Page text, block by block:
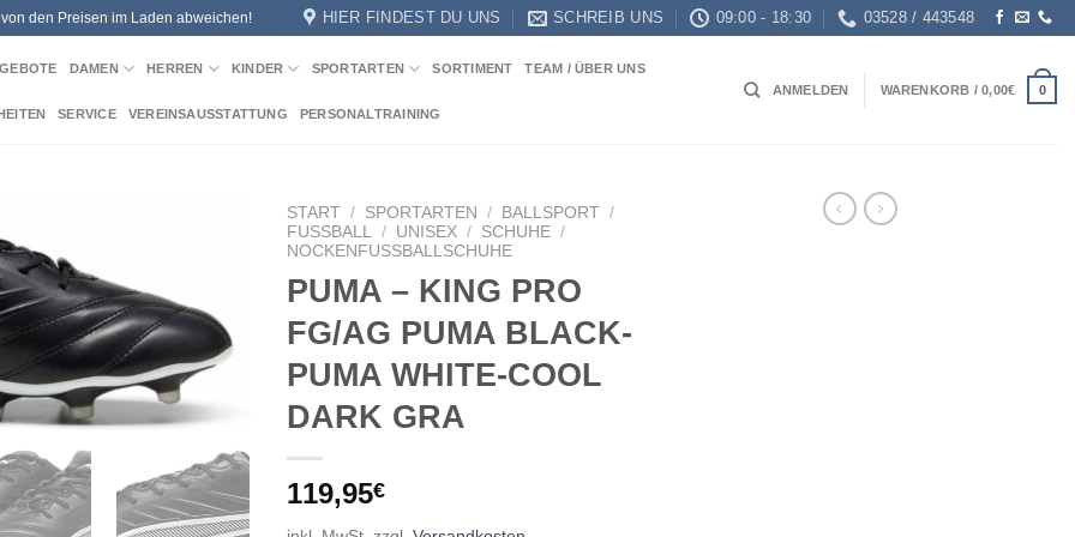
den Preisen im Laden abweichen! HIER FINDEST DU UNS SCHREIB UNS 09:00 - 18:30 03528 / 443548
DAMEN HERREN KINDER SPORTARTEN SORTIMENT TEAM / ÜBER UNS
SERVICE VEREINSAUSSTATTUNG PERSONALTRAINING
ANMELDEN WARENKORB /0,00€ 0
START / SPORTARTEN / BALLSPORT /
FUSSBALL / UNISEX / SCHUHE /
NOCKENFUSSBALLSCHUHE
PUMA – KING PRO
FG/AG PUMA BLACK-
PUMA WHITE-COOL
DARK GRA
119,95€